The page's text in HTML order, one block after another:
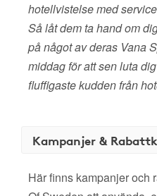
hotellvistelse med
Så låt dem ta hand om
på något av deras Vana
middag för att sen luta
fluffigaste kudden från
Kampanjer &
Här finns kampanjer och